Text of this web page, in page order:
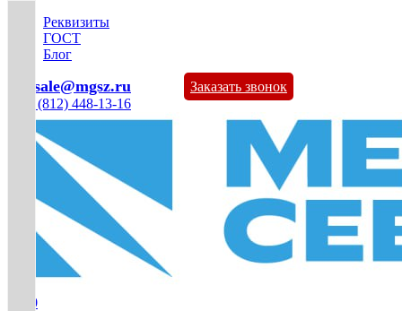
Реквизиты
ГОСТ
Блог
mg-sale@mgsz.ru
Заказать звонок
+7 (812) 448-13-16
0